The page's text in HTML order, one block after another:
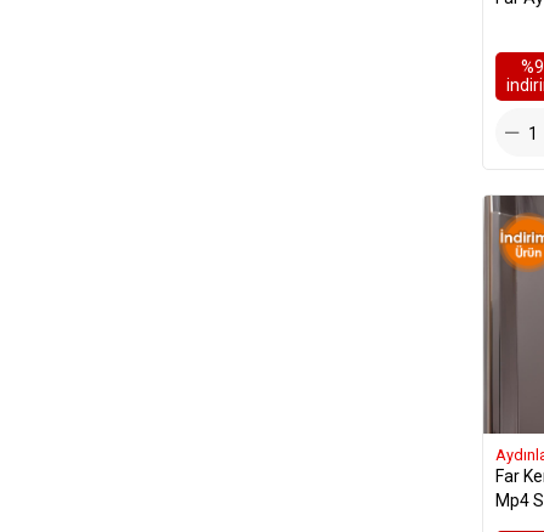
%9
Far
Mp4